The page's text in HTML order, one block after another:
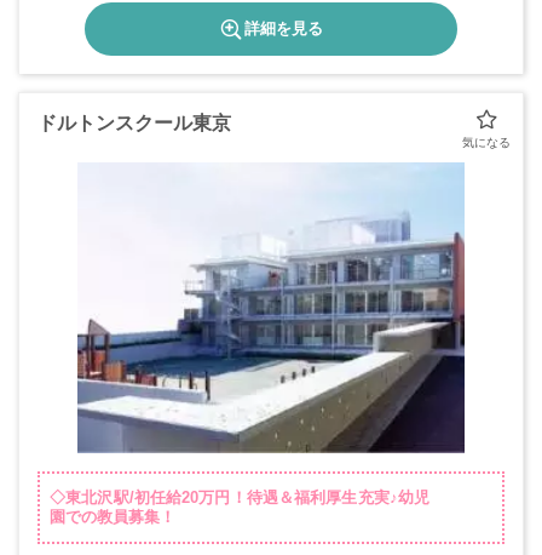
詳細を見る
ドルトンスクール東京
◇東北沢駅/初任給20万円！待遇＆福利厚生充実♪幼児
園での教員募集！